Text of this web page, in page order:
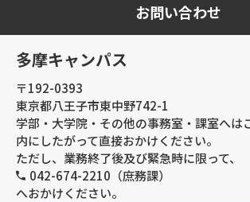
お問い合わせ
多摩キャンパス
〒192-0393
東京都八王子市東中野742-1
学部・大学院・その他の事務室・課室へは
内にしたがって直接おかけください。
ただし、業務終了後及び緊急時に限って、
042-674-2210（庶務課）
へおかけください。